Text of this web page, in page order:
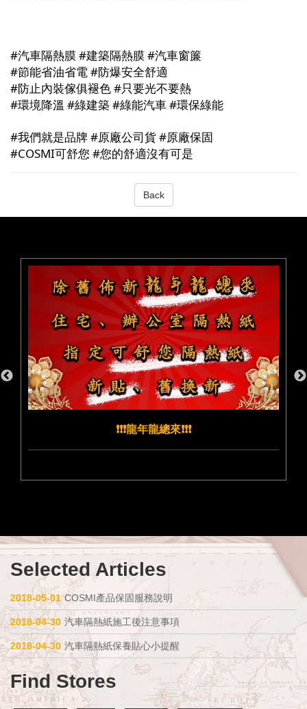
#汽車隔熱膜 #建築隔熱膜 #汽車窗簾
#節能省油省電#防爆安全舒適
#防止內裝傢俱褪色#只要光不要熱
#環境降溫 #綠建築#綠能汽車#環保綠能
#我們就是品牌#原廠公司貨#原廠保固
#COSMI可舒您 #您的舒適沒有可是
Back
❗️❗️❗️龍年龍總來❗️❗️❗️
Selected Articles
2018-05-01 COSMI產品保固服務說明
2018-04-30 汽車隔熱紙施工後注意事項
2018-04-30 汽車隔熱紙保養貼心小提醒
Find Stores